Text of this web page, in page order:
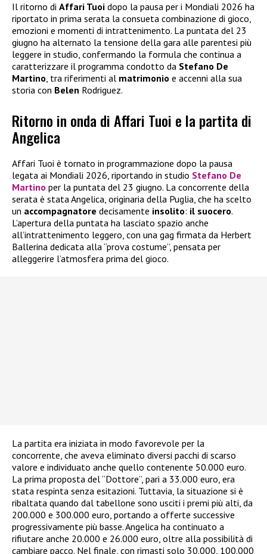
Il ritorno di Affari Tuoi dopo la pausa per i Mondiali 2026 ha
riportato in prima serata la consueta combinazione di gioco,
emozioni e momenti di intrattenimento. La puntata del 23
giugno ha alternato la tensione della gara alle parentesi più
leggere in studio, confermando la formula che continua a
caratterizzare il programma condotto da Stefano De
Martino, tra riferimenti al matrimonio e accenni alla sua
storia con Belen Rodriguez.
Ritorno in onda di Affari Tuoi e la partita di
Angelica
Affari Tuoi è tornato in programmazione dopo la pausa
legata ai Mondiali 2026, riportando in studio Stefano De
Martino per la puntata del 23 giugno. La concorrente della
serata è stata Angelica, originaria della Puglia, che ha scelto
un accompagnatore decisamente insolito: il suocero.
L’apertura della puntata ha lasciato spazio anche
all’intrattenimento leggero, con una gag firmata da Herbert
Ballerina dedicata alla “prova costume”, pensata per
alleggerire l’atmosfera prima del gioco.
La partita era iniziata in modo favorevole per la
concorrente, che aveva eliminato diversi pacchi di scarso
valore e individuato anche quello contenente 50.000 euro.
La prima proposta del “Dottore”, pari a 33.000 euro, era
stata respinta senza esitazioni. Tuttavia, la situazione si è
ribaltata quando dal tabellone sono usciti i premi più alti, da
200.000 e 300.000 euro, portando a offerte successive
progressivamente più basse. Angelica ha continuato a
rifiutare anche 20.000 e 26.000 euro, oltre alla possibilità di
cambiare pacco. Nel finale, con rimasti solo 30.000, 100.000